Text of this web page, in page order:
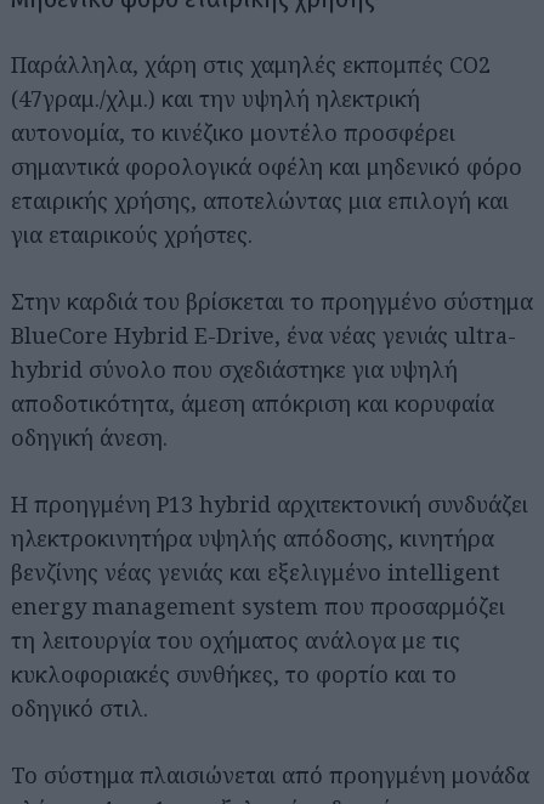
Παράλληλα, χάρη στις χαμηλές εκπομπές CO2
(47γραμ./χλμ.) και την υψηλή ηλεκτρική
αυτονομία, το κινέζικο μοντέλο προσφέρει
σημαντικά φορολογικά οφέλη και μηδενικό φόρο
εταιρικής χρήσης, αποτελώντας μια επιλογή και
για εταιρικούς χρήστες.
Στην καρδιά του βρίσκεται το προηγμένο σύστημα
BlueCore Hybrid E-Drive, ένα νέας γενιάς ultra-
hybrid σύνολο που σχεδιάστηκε για υψηλή
αποδοτικότητα, άμεση απόκριση και κορυφαία
οδηγική άνεση.
Η προηγμένη P13 hybrid αρχιτεκτονική συνδυάζει
ηλεκτροκινητήρα υψηλής απόδοσης, κινητήρα
βενζίνης νέας γενιάς και εξελιγμένο intelligent
energy management system που προσαρμόζει
τη λειτουργία του οχήματος ανάλογα με τις
κυκλοφοριακές συνθήκες, το φορτίο και το
οδηγικό στιλ.
Το σύστημα πλαισιώνεται από προηγμένη μονάδα